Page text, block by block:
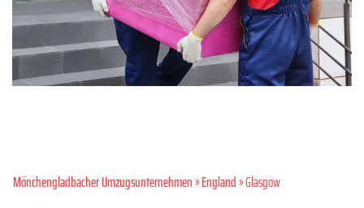
Mönchen­gladbacher Umzugsunternehmen»England» Glasgow